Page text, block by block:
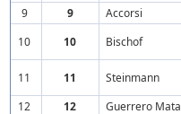
9
9 Accorsi
10
10 Bischof
11 11 Steinmann
12
12 Guerrero Mata